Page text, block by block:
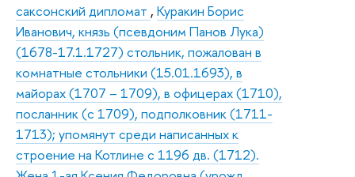
саксонский дипломат , Куракин Борис
Иванович, князь (псевдоним Панов Лука)
(1678-17.1.1727) стольник, пожалован в
комнатные стольники (15.01.1693), в
майорах (1707 – 1709), в офицерах (1710),
посланник (с 1709), подполковник (1711-
1713); упомянут среди написанных к
строение на Котлине с 1196 дв. (1712).